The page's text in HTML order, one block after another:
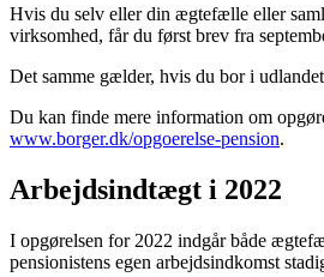
Hvis du selv eller din ægtefælle eller
virksomhed, får du først brev fra
Det samme gælder, hvis du bor i
Du kan finde mere information om
www.borger.dk/opgoerelse-pension.
Arbejdsindtægt i 2022
I opgørelsen for 2022 indgår både
pensionistens egen arbejdsindkomst